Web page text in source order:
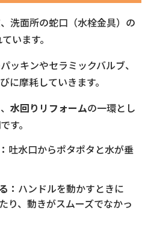
洗面所の蛇口（水栓金具）の
います。
ッキンやセラミックバルブ、
に摩耗していきます。
水回りリフォームの一環とし
す。
吐水口からポタポタと水が垂
： ハンドルを動かすときに
り、動きがスムーズでなかっ